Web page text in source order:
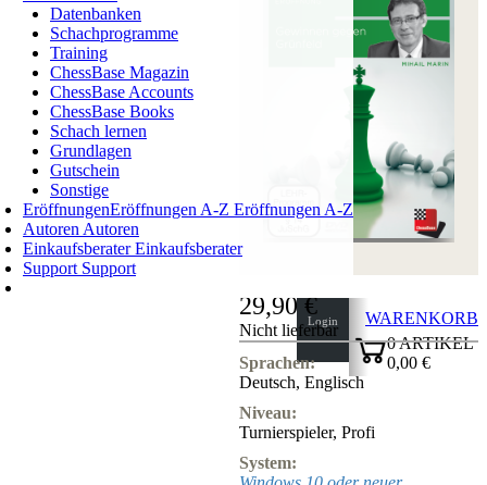
Datenbanken
Schachprogramme
Training
ChessBase Magazin
ChessBase Accounts
ChessBase Books
Schach lernen
Grundlagen
Gutschein
Sonstige
EröffnungenEröffnungen A-Z Eröffnungen A-Z
Autoren Autoren
EinkaufsberaterEinkaufsberater
Support Support
Login
WARENKORB
0ARTIKEL
0,00 €
29,90 €
Nicht lieferbar
Sprachen:
Deutsch, Englisch
Niveau:
Turnierspieler, Profi
System: